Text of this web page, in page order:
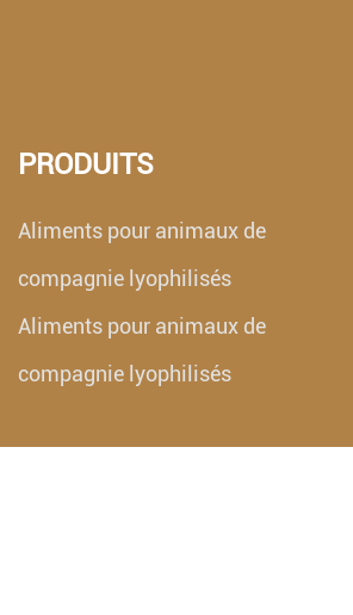
PRODUITS
Aliments pour animaux de
compagnie lyophilisés
Aliments pour animaux de
compagnie lyophilisés